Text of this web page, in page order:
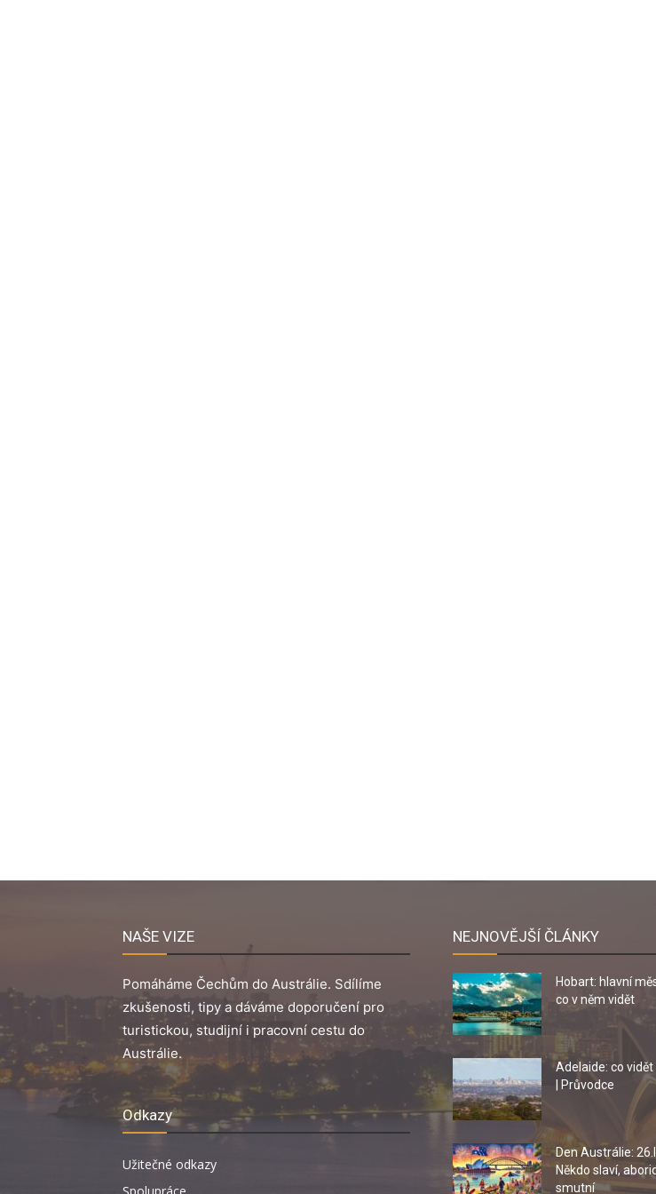
NAŠE VIZE
Pomáháme Čechům do Austrálie. Sdílíme
zkušenosti, tipy a dáváme doporučení pro
turistickou, studijní i pracovní cestu do
Austrálie.
Odkazy
Užitečné odkazy
NEJNOVĚJŠÍ ČLÁNKY
Hobart: hlavní
co v něm vidět
Adelaide: co
| Průvodce
Den Austrálie:
Někdo slaví,
smutní